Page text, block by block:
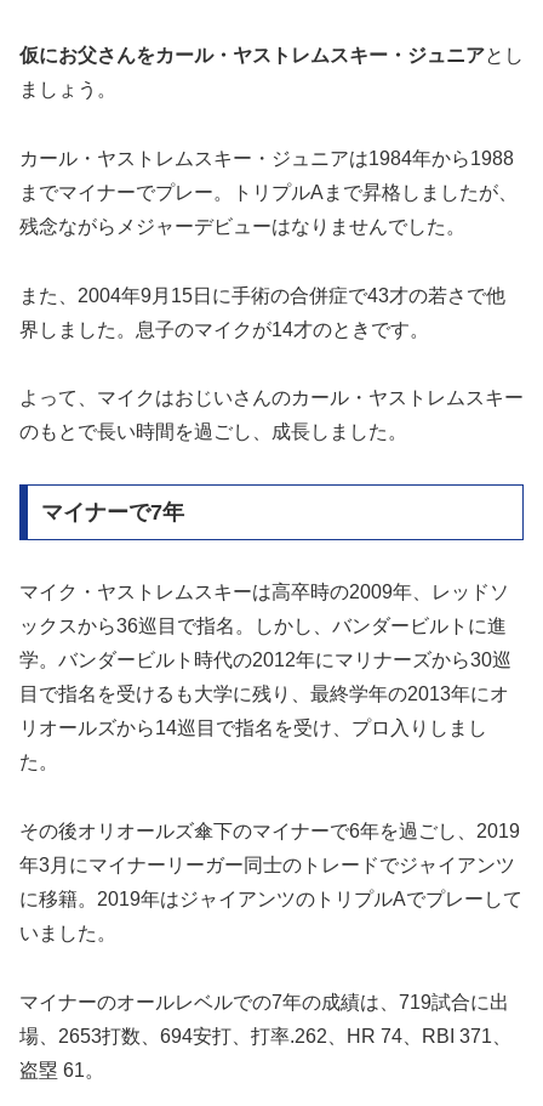
仮にお父さんをカール・ヤストレムスキー・ジュニアとし
ましょう。
カール・ヤストレムスキー・ジュニアは1984年から1988
までマイナーでプレー。トリプルAまで昇格しましたが、
残念ながらメジャーデビューはなりませんでした。
また、2004年9月15日に手術の合併症で43才の若さで他
界しました。息子のマイクが14才のときです。
よって、マイクはおじいさんのカール・ヤストレムスキー
のもとで長い時間を過ごし、成長しました。
マイナーで7年
マイク・ヤストレムスキーは高卒時の2009年、レッドソ
ックスから36巡目で指名。しかし、バンダービルトに進
学。バンダービルト時代の2012年にマリナーズから30巡
目で指名を受けるも大学に残り、最終学年の2013年にオ
リオールズから14巡目で指名を受け、プロ入りしまし
た。
その後オリオールズ傘下のマイナーで6年を過ごし、2019
年3月にマイナーリーガー同士のトレードでジャイアンツ
に移籍。2019年はジャイアンツのトリプルAでプレーして
いました。
マイナーのオールレベルでの7年の成績は、719試合に出
場、2653打数、694安打、打率.262、HR 74、RBI 371、
盗塁 61。